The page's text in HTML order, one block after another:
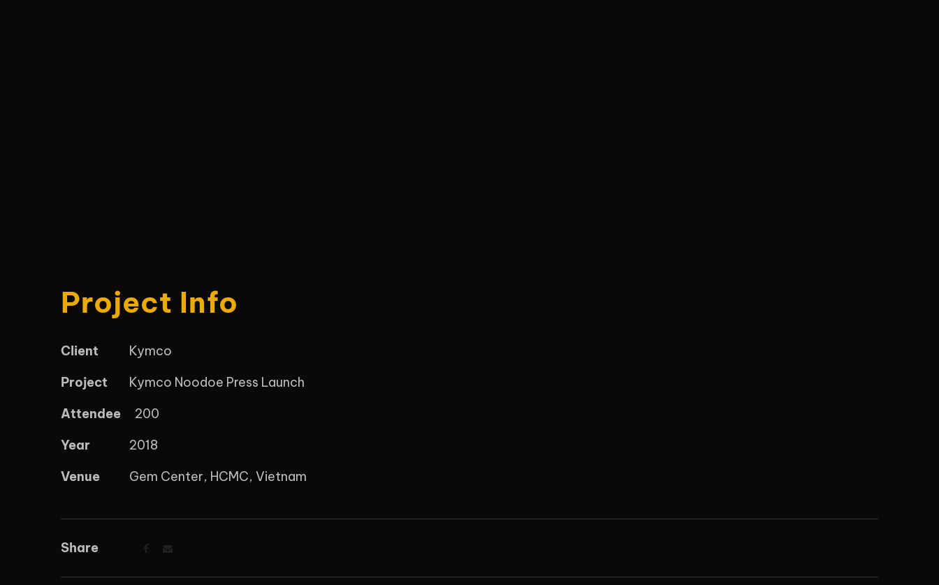
Project Info
Client
Kymco
Project
Kymco Noodoe Press Launch
Attendee
200
Year
2018
Venue
Gem Center, HCMC, Vietnam
Share